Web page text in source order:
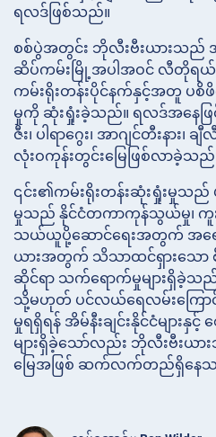
ရလဒ်ဖြစ်သည်။
စစ်ပွဲအတွင်း ဘိုလီးဗီးယားသည်
ဆိပ်ကမ်းမြို့အပါအဝင် လီတိုရယ်
ကမ်းရိုးတန်းပိုင်နက်နှင့်အတူ ပစိ
မှုကို ဆုံးရှုံးခဲ့သည်။ ရလဒ်အနေဖ
ဇီး၊ ပါရာဂွေး၊ အာဂျင်တီးနား၊
လုံးဝကုန်းတွင်းမြေဖြစ်လာခဲ့သည်
၎င်း၏ကမ်းရိုးတန်းဆုံးရှုံးမှုသ
မှုသည် နိုင်ငံတကာကုန်သွယ်မှု၊ ကူး
သယ်ယူပို့ဆောင်ရေးအတွက် အရေး
ယားအတွက် သိသာထင်ရှားသော စီး
ဆိုင်ရာ သက်ရောက်မှုများရှိခဲ့သည်
သို့မဟုတ် ပင်လယ်ရေလမ်းကြောင်
မှုရရှိရန် အိမ်နီးချင်းနိုင်ငံများနှ
များရှိခဲ့သော်လည်း ဘိုလီးဗီးယ
မြေအဖြစ် ဆက်လက်တည်ရှိနေ